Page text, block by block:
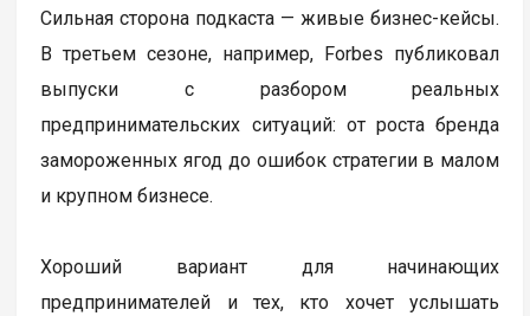
Сильная сторона подкаста — живые бизнес-кейсы.
В третьем сезоне, например, Forbes публиковал
выпуски с разбором реальных
предпринимательских ситуаций: от роста бренда
замороженных ягод до ошибок стратегии в малом
и крупном бизнесе.
Хороший вариант для начинающих
предпринимателей и тех, кто хочет услышать